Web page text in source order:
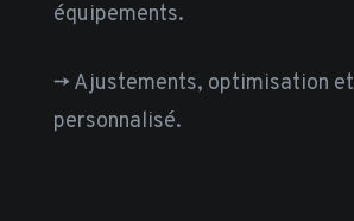
équipements.
-> Ajustements, optimisation
personnalisé.